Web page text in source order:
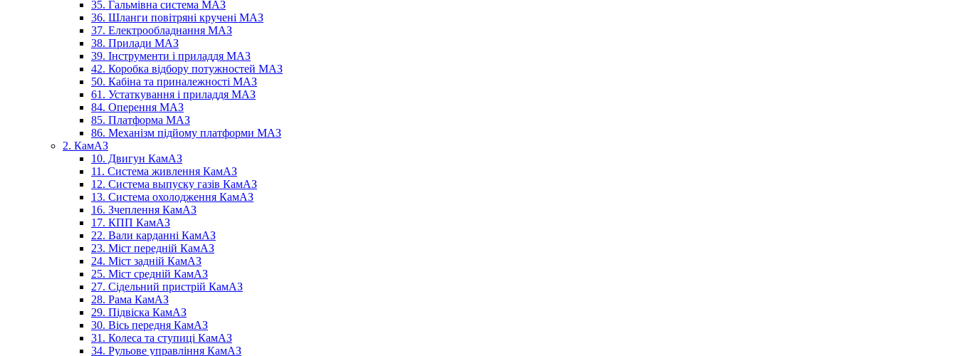
35. Гальмівна система МАЗ
36. Шланги повітряні кручені МАЗ
37. Електрообладнання МАЗ
38. Прилади МАЗ
39. Інструменти і приладдя МАЗ
42. Коробка відбору потужностей МАЗ
50. Кабіна та приналежності МАЗ
61. Устаткування і приладдя МАЗ
84. Оперення МАЗ
85. Платформа МАЗ
86. Механізм підйому платформи МАЗ
2. КамАЗ
10. Двигун КамАЗ
11. Система живлення КамАЗ
12. Система выпуску газів КамАЗ
13. Система охолодження КамАЗ
16. Зчеплення КамАЗ
17. КПП КамАЗ
22. Вали карданні КамАЗ
23. Міст передній КамАЗ
24. Міст задній КамАЗ
25. Міст средній КамАЗ
27. Сідельний пристрій КамАЗ
28. Рама КамАЗ
29. Підвіска КамАЗ
30. Вісь передня КамАЗ
31. Колеса та ступиці КамАЗ
34. Рульове управління КамАЗ